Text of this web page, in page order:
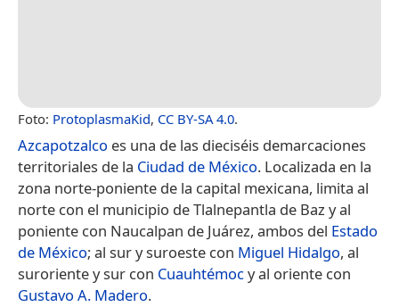
Foto: ProtoplasmaKid, CC BY-SA 4.0.
Azcapotzalco es una de las dieciséis demarcaciones
territoriales de la Ciudad de México.​ Localizada en la
zona norte-poniente de la capital mexicana, limita al
norte con el municipio de Tlalnepantla de Baz y al
poniente con Naucalpan de Juárez, ambos del Estado
de México; al sur y suroeste con Miguel Hidalgo, al
suroriente y sur con Cuauhtémocy al oriente con
Gustavo A. Madero.